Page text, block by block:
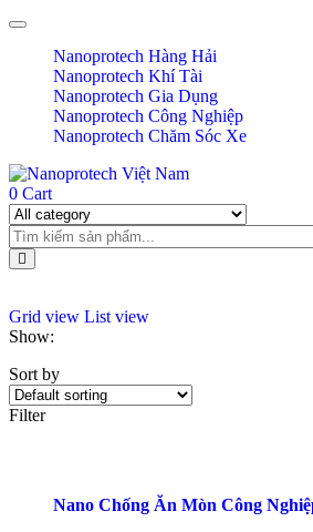
Toggle navigation
Nanoprotech Hàng Hải
Nanoprotech Khí Tài
Nanoprotech Gia Dụng
Nanoprotech Công Nghiệp
Nanoprotech Chăm Sóc Xe
0 Cart
Grid view List view
Show:
Sort by
Filter
Nano Chống Ăn Mòn Công